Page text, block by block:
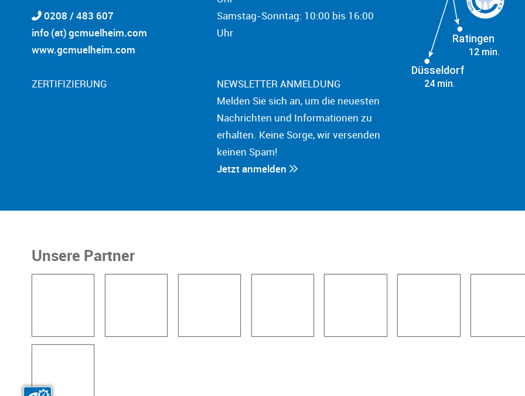
0208 / 483 607
info (at) gcmuelheim.com
www.gcmuelheim.com
ZERTIFIZIERUNG
Samstag-Sonntag: 10:00 bis 16:00
Uhr
NEWSLETTER ANMELDUNG
Melden Sie sich an, um die neuesten
Nachrichten und Informationen zu
erhalten. Keine Sorge, wir versenden
keinen Spam!
Jetzt anmelden
Ratingen
Düsseldorf
12 min.
24 min.
Unsere Partner